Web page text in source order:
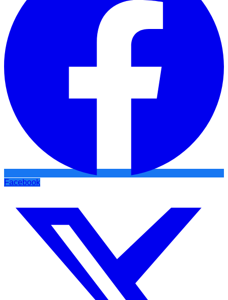
Facebook